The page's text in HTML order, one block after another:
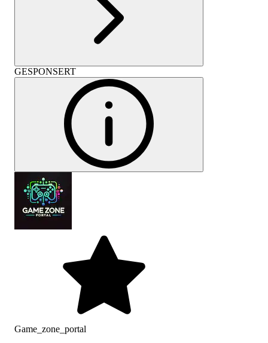
GESPONSERT
Game_zone_portal